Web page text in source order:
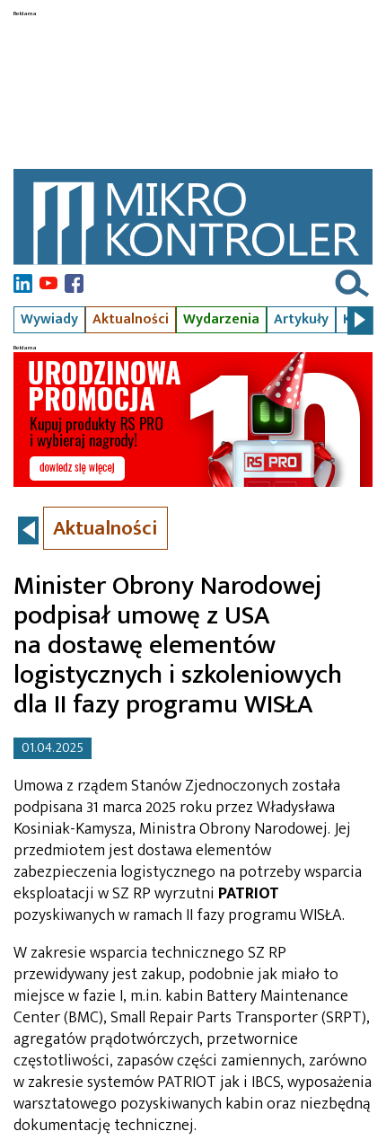
Wywiady Aktualności Wydarzenia Artykuły Kursy
Aktualności
Minister Obrony Narodowej
podpisał umowę z USA
na dostawę elementów
logistycznych i szkoleniowych
dla II fazy programu WISŁA
01.04.2025
Umowa z rządem Stanów Zjednoczonych została
podpisana 31 marca 2025 roku przez Władysława
Kosiniak-Kamysza, Ministra Obrony Narodowej. Jej
przedmiotem jest dostawa elementów
zabezpieczenia logistycznego na potrzeby wsparcia
eksploatacji w SZ RP wyrzutni PATRIOT
pozyskiwanych w ramach II fazy programu WISŁA.
W zakresie wsparcia technicznego SZ RP
przewidywany jest zakup, podobnie jak miało to
miejsce w fazie I, m.in. kabin Battery Maintenance
Center (BMC), Small Repair Parts Transporter (SRPT),
agregatów prądotwórczych, przetwornice
częstotliwości, zapasów części zamiennych, zarówno
w zakresie systemów PATRIOT jak i IBCS, wyposażenia
warsztatowego pozyskiwanych kabin oraz niezbędną
dokumentację technicznej.